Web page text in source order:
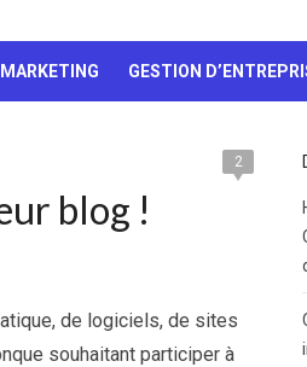
chocolats…
tomber !
MARKETING GESTION
2
blog !
de logiciels, de sites
souhaitant participer à